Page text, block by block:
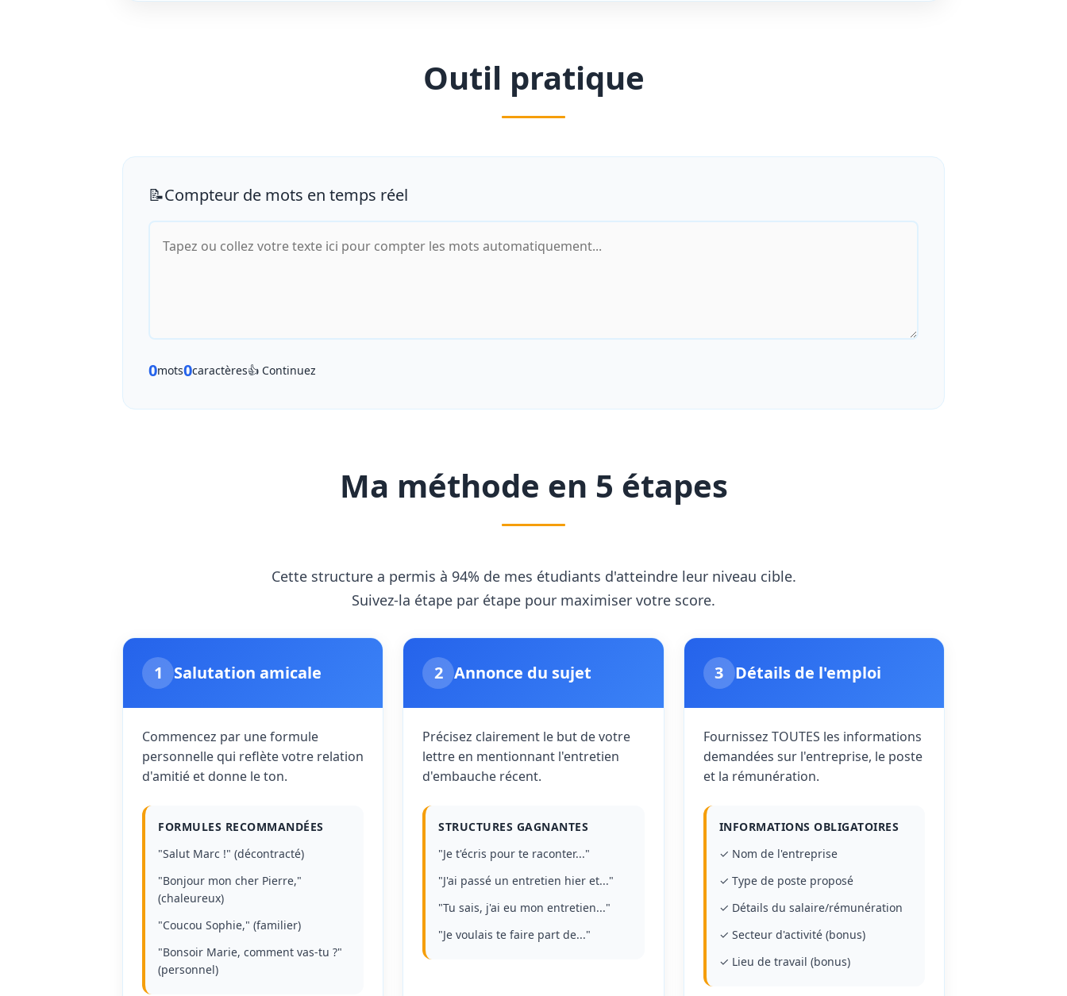
Outil pratique
📝Compteur de mots en temps réel
0mots0caractères👍 Continuez
Ma méthode en 5 étapes
Cette structure a permis à 94% de mes étudiants d'atteindre leur niveau cible.
Suivez-la étape par étape pour maximiser votre score.
1 Salutation amicale
Commencez par une formule
personnelle qui reflète votre relation
d'amitié et donne le ton.
FORMULES RECOMMANDÉES
"Salut Marc !" (décontracté)
"Bonjour mon cher Pierre,"
(chaleureux)
"Coucou Sophie," (familier)
"Bonsoir Marie, comment vas-tu ?"
(personnel)
2 Annonce du sujet
Précisez clairement le but de votre
lettre en mentionnant l'entretien
d'embauche récent.
STRUCTURES GAGNANTES
"Je t'écris pour te raconter..."
"J'ai passé un entretien hier et..."
"Tu sais, j'ai eu mon entretien..."
"Je voulais te faire part de..."
3 Détails de l'emploi
Fournissez TOUTES les informations
demandées sur l'entreprise, le poste
et la rémunération.
INFORMATIONS OBLIGATOIRES
✓ Nom de l'entreprise
✓ Type de poste proposé
✓ Détails du salaire/rémunération
✓ Secteur d'activité (bonus)
✓ Lieu de travail (bonus)